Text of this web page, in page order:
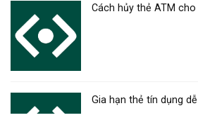
Cách hủy thẻ ATM
Gia hạn thẻ tín dụng